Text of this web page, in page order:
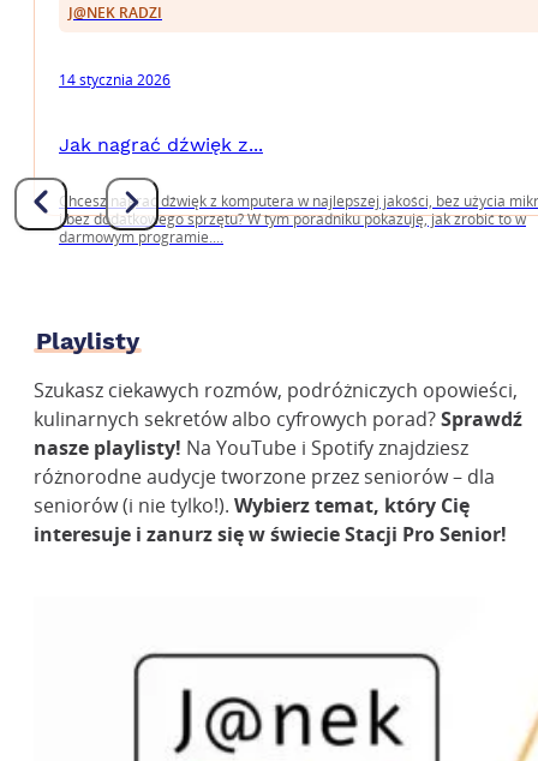
J@NEK RADZI
14 stycznia 2026
Jak nagrać dźwięk z...
Chcesz nagrać dźwięk z komputera w najlepszej jakości, bez użycia
i bez dodatkowego sprzętu? W tym poradniku pokazuję, jak zrobić to w
darmowym programie....
Playlisty
Szukasz ciekawych rozmów, podróżniczych opowieści,
kulinarnych sekretów albo cyfrowych porad?Sprawdź
nasze playlisty! Na YouTube i Spotify znajdziesz
różnorodne audycje tworzone przez seniorów – dla
seniorów (i nie tylko!). Wybierz temat, który Cię
interesuje i zanurz się w świecie Stacji Pro Senior!